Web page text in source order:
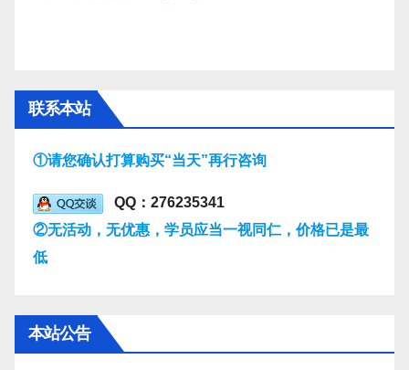
联系本站
①请您确认打算购买“当天”再行咨询
QQ：276235341
②无活动，无优惠，学员应当一视同仁，价格已是最
低
本站公告